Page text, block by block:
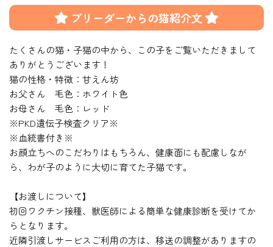
ブリーダーからの猫紹介文
たくさんの猫・子猫の中から、この子をご覧いただきまして
ありがとうございます！
猫の性格・特徴：甘えん坊
お父さん 毛色：ホワイト色
お母さん 毛色：レッド
※PKD遺伝子検査クリア※
※血統書付き※
お顔立ちへのこだわりはもちろん、健康面にも配慮しなが
ら、わが子のように大切に育てた子猫です。
【お渡しについて】
初回ワクチン接種、獣医師による簡単な健康診断を受けてか
らとなります。
近隣引渡しサービスご利用の方は、移送の調整がありますの